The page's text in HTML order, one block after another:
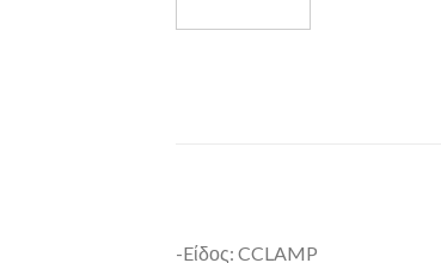
-Eίδος: CCLAMP